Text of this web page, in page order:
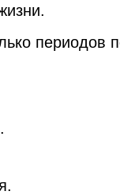
периодов